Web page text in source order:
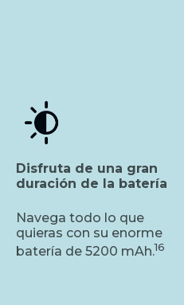
Disfruta de una gran
duración de la batería
Navega todo lo que
quieras con su enorme
batería de 5200 mAh.16